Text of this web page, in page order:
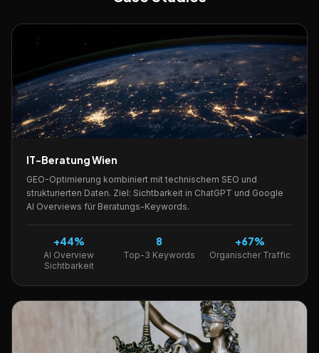
IT-Beratung Wien
GEO-Optimierung kombiniert mit technischem SEO und
strukturierten Daten. Ziel: Sichtbarkeit in ChatGPT und Google
AI Overviews für Beratungs-Keywords.
+44%
AI Overview
Sichtbarkeit
8
Top-3 Keywords
+67%
Organischer Traffic